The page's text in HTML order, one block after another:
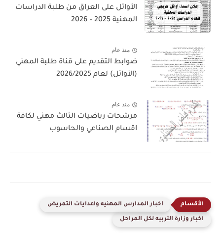
الأوائل على العراق من طلبة الدراسات
المهنية 2025 – 2026
منذ عام
ضوابط التقديم على قناة طلبة المهني
(الأوائل) لعام 2026/2025
منذ عام
مرشحات رياضيات الثالث مهني لكافة
اقسام الصناعي والحاسوب
اخبار المدارس المهنيه واعدايات التمريض
اخبار وزارة التربيه لكل المراحل